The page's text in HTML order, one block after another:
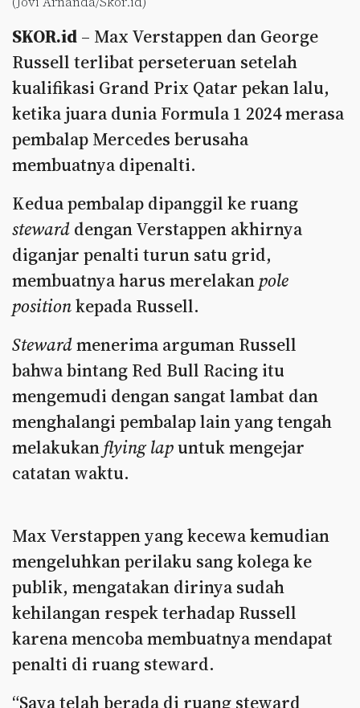
SKOR.id – Max Verstappen dan George
Russell terlibat perseteruan setelah
kualifikasi Grand Prix Qatar pekan lalu,
ketika juara dunia Formula 1 2024 merasa
pembalap Mercedes berusaha
membuatnya dipenalti.
Kedua pembalap dipanggil ke ruang
steward dengan Verstappen akhirnya
diganjar penalti turun satu grid,
membuatnya harus merelakan pole
positionkepada Russell.
Stewardmenerima arguman Russell
bahwa bintang Red Bull Racing itu
mengemudi dengan sangat lambat dan
menghalangi pembalap lain yang tengah
melakukanflying lapuntuk mengejar
catatan waktu.
Max Verstappen yang kecewa kemudian
mengeluhkan perilaku sang kolega ke
publik, mengatakan dirinya sudah
kehilangan respek terhadap Russell
karena mencoba membuatnya mendapat
penalti di ruang steward.
“Saya telah berada di ruang steward